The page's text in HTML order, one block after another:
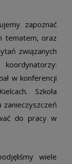
zapoznać
tematem, oraz
związanych
w konferencji
Szkoła
do pracy w
wiele